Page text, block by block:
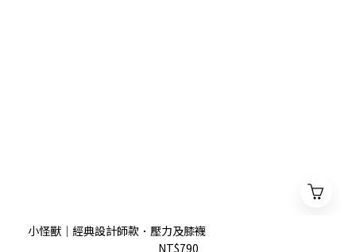
小怪獸｜經典設計師款．壓力及膝襪
NT$790